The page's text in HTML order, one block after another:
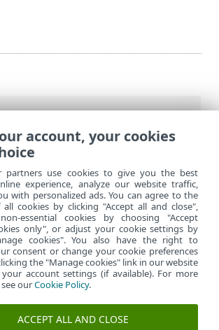
ESET ESET Services
(FAQ)
desktop
Base
account, your cookies
partners use cookies to give you the best
experience, analyze our website traffic,
with personalized ads. You can agree to the
cookies by clicking "Accept all and close",
essential cookies by choosing "Accept
only", or adjust your cookie settings by
cookies". You also have the right to
consent or change your cookie preferences
the "Manage cookies" link in our website
account settings (if available). For more
ourCookie Policy.
ACCEPT ALL AND CLOSE